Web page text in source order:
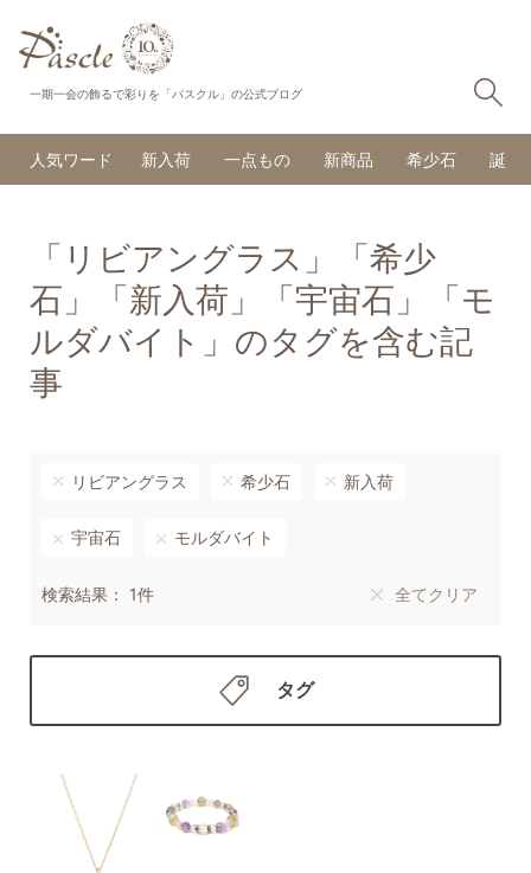
一期一会の飾るで彩りを「パスクル」の公式ブログ
人気ワード 新入荷 一点もの 新商品 希少石 誕生
「リビアングラス」「希少
石」「新入荷」「宇宙石」「モ
ルダバイト」のタグを含む記
事
リビアングラス 希少石 新入荷
宇宙石 モルダバイト
検索結果： 1件 全てクリア
タグ